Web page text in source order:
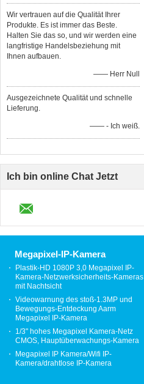
Wir vertrauen auf die Qualität Ihrer
Produkte. Es ist immer das Beste.
Halten Sie das so, und wir werden eine
langfristige Handelsbeziehung mit
Ihnen aufbauen.
—— Herr Null
Ausgezeichnete Qualität und schnelle
Lieferung.
—— - Ich weiß.
Ich bin online Chat Jetzt
Megapixel-IP-Kamera
Plastik-HD 1080P 3,0 Megapixel IP-
Kamera-Netzwerksicherheits-Kameras
mit Nachtsicht
Videowarnung des stoß-1.3MP und
Bewegungs-Entdeckung Aarm
Megapixel IP-Kamera
1/3" hohes Megapixel Kamera-Netz
CMOS, Hauptüberwachungs-Kamera
Megapixel IP Kamera/Wifi IP-
Kamera/drahtlose IP-Kamera